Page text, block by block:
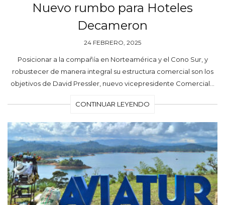
Nuevo rumbo para Hoteles
Decameron
24 FEBRERO, 2025
Posicionar a la compañía en Norteamérica y el Cono Sur, y
robustecer de manera integral su estructura comercial son los
objetivos de David Pressler, nuevo vicepresidente Comercial…
CONTINUAR LEYENDO